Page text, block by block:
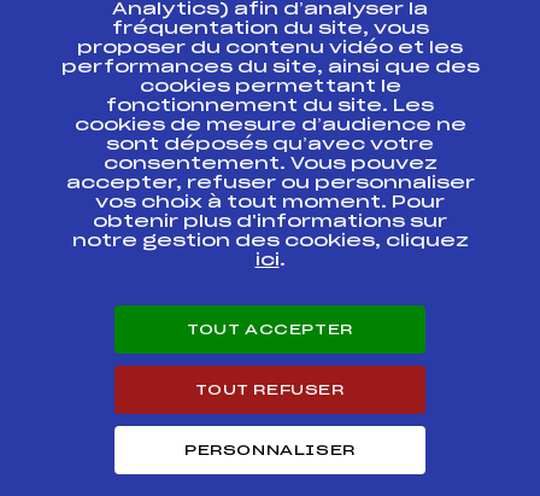
Ressources
Pass’Neige
Projet sportif fédéral
Projet de performance fédéral
Antidopage
Pôle Développement, Formation, Suivi
Scientifique
Listes ministérielles
Pôle vie de l’athlète
Enseignement professionnel
Carrières
Analytics) afin d’analyser la
fréquentation du site, vous
proposer du contenu vidéo et les
performances du site, ainsi que des
cookies permettant le
fonctionnement du site. Les
cookies de mesure d’audience ne
sont déposés qu’avec votre
consentement. Vous pouvez
accepter, refuser ou personnaliser
vos choix à tout moment. Pour
obtenir plus d'informations sur
notre gestion des cookies, cliquez
ici.
TOUT ACCEPTER
TOUT REFUSER
PERSONNALISER